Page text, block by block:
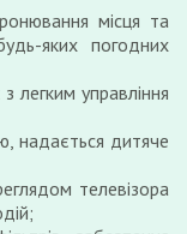
місця та
яких погодних
легким управління
надається дитяче
телевізора